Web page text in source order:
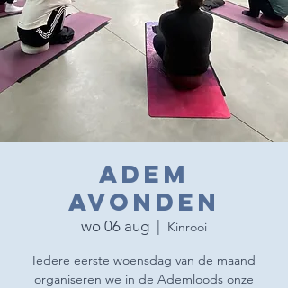
Adem
Avonden
wo 06 aug Kinrooi
Iedere eerste woensdag van de maand
organiseren we in de Ademloods onze